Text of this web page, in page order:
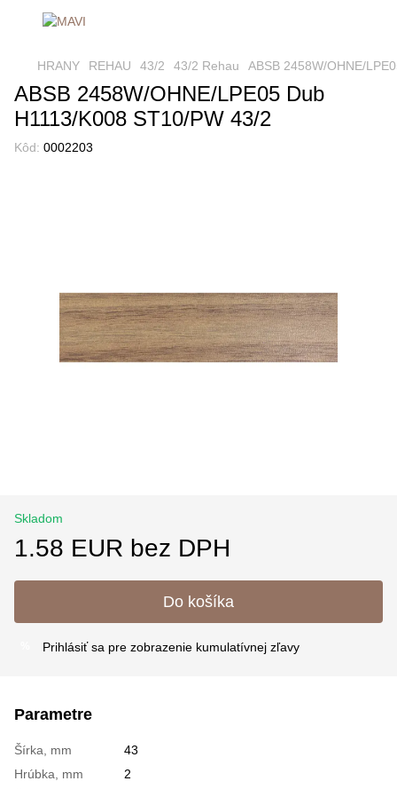
HRANY REHAU 43/2 43/2 Rehau ABSB 2458W/OHNE/
ABSB 2458W/OHNE/LPE05 Dub
H1113/K008 ST10/PW 43/2
Kôd: 0002203
Skladom
1.58 EUR bez DPH
Do košíka
Prihlásiť sa pre zobrazenie kumulatívnej zľavy
Parametre
Šírka, mm
43
Hrúbka, mm
2